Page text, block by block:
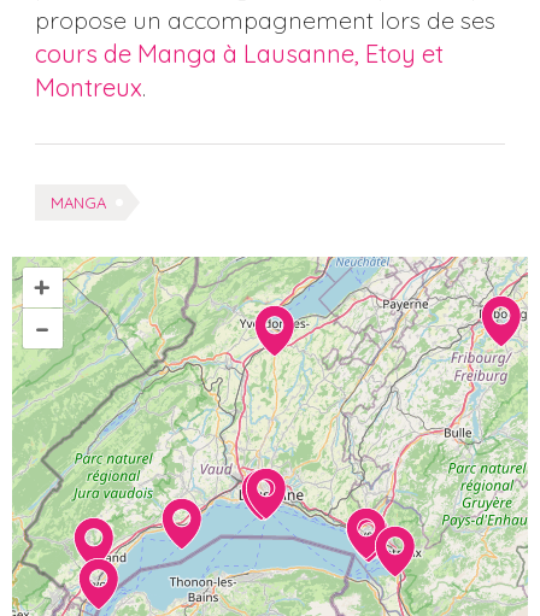
propose un accompagnement lors de ses
cours de Manga à Lausanne, Etoy et
Montreux.
Tags:
MANGA
+
–